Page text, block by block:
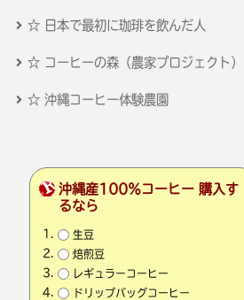
☆ 日本で最初に珈琲を飲んだ人
☆ コーヒーの森（農家プロジェクト）
☆ 沖縄コーヒー体験農園
沖縄産100％コーヒー 購入す
るなら
生豆
焙煎豆
レギュラーコーヒー
ドリップバッグコーヒー